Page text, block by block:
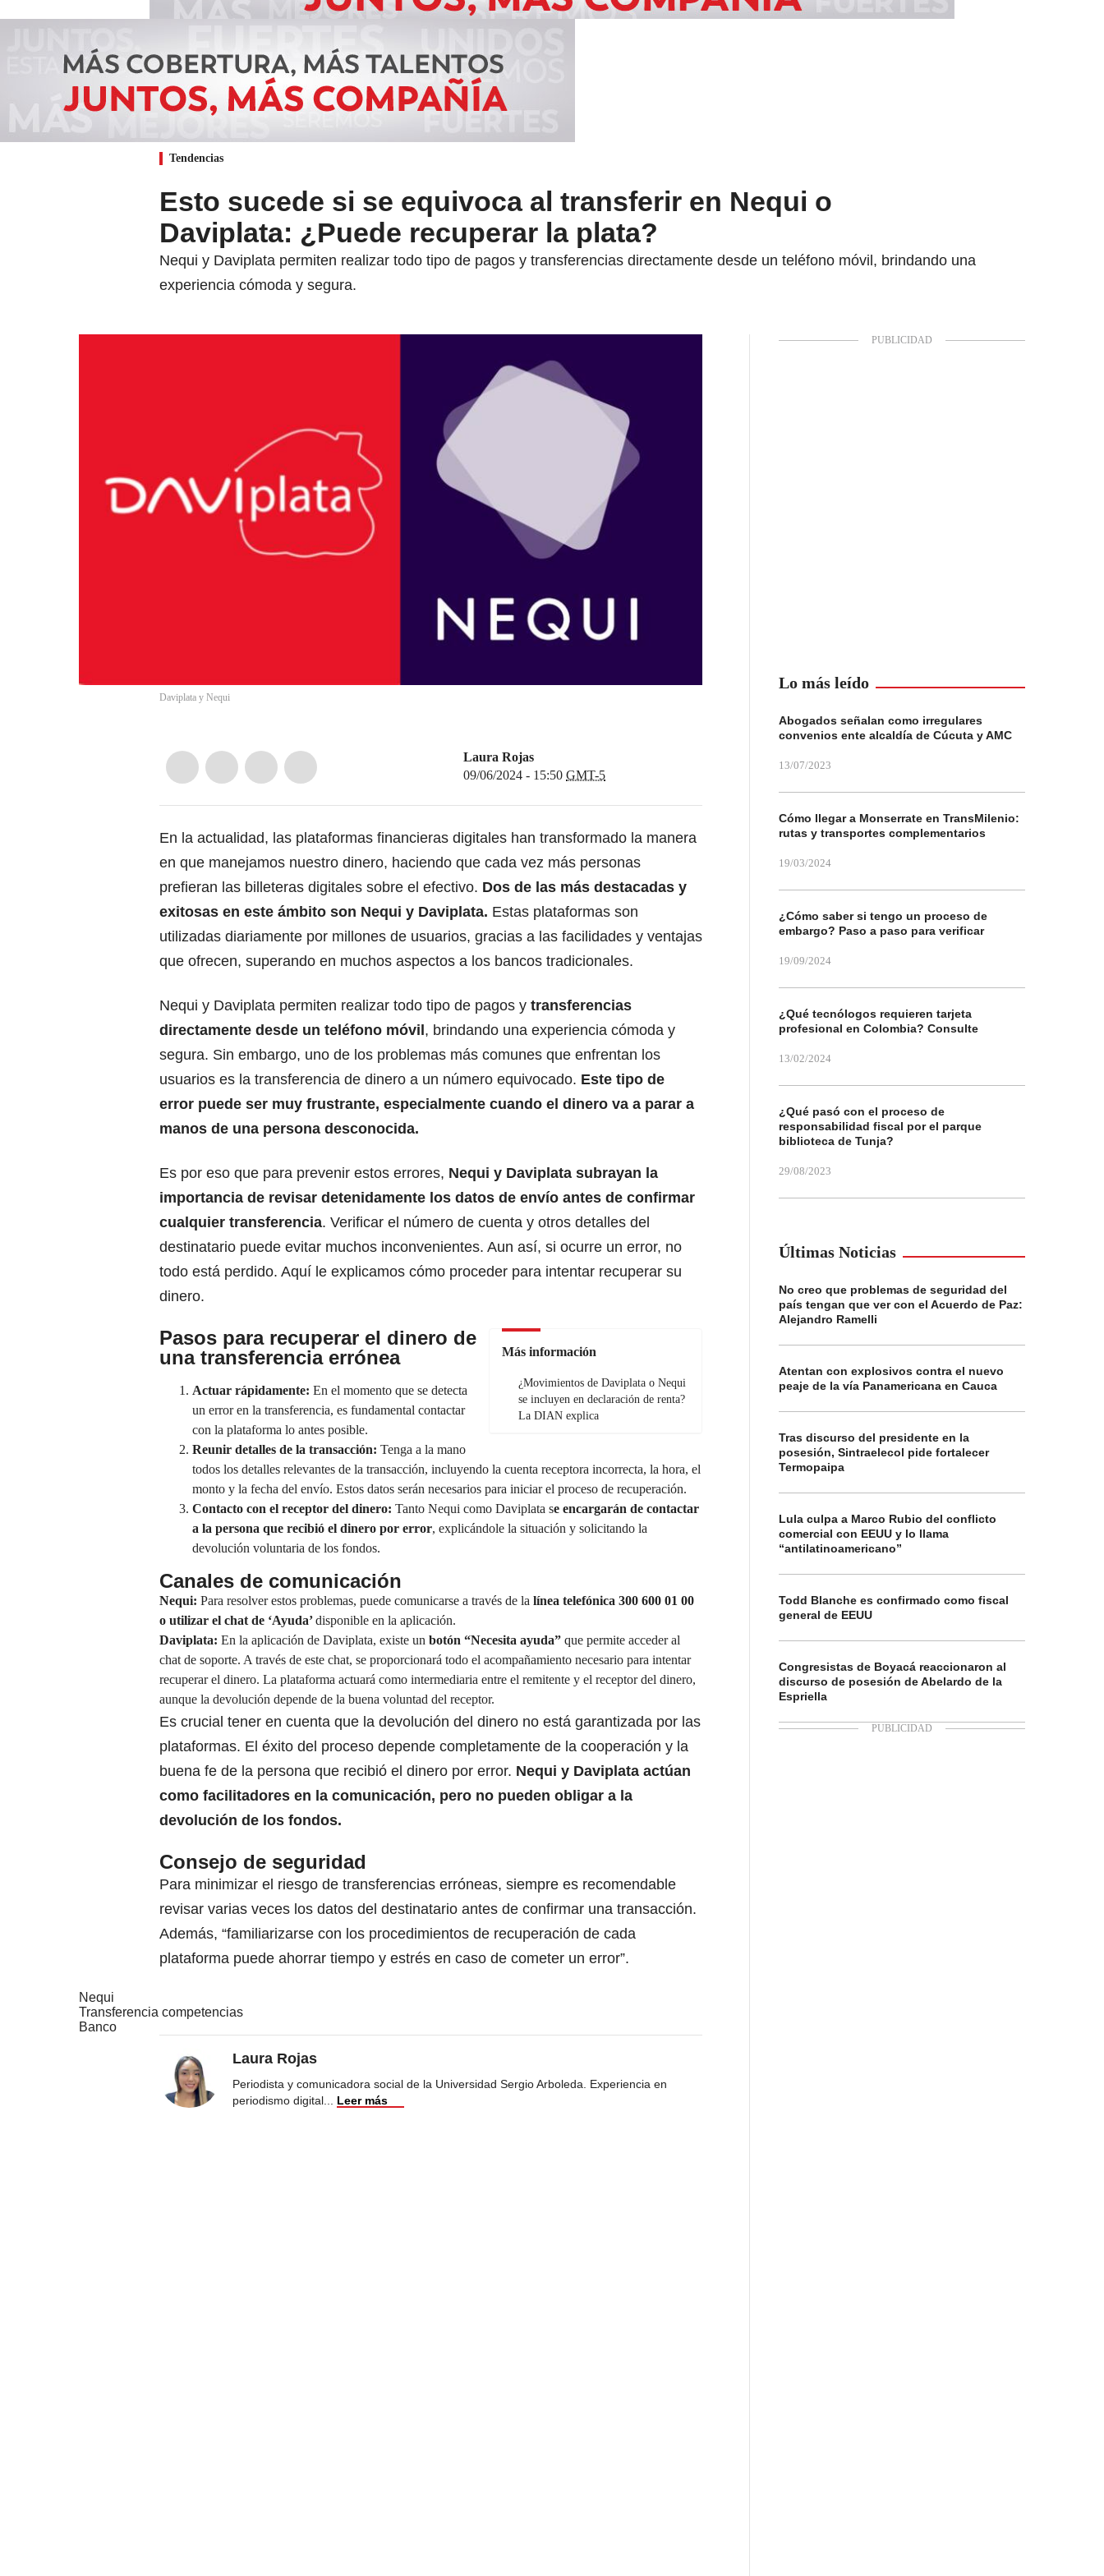
Tendencias
⁠Esto sucede si se equivoca al transferir en Nequi o
Daviplata: ¿Puede recuperar la plata?
Nequi y Daviplata permiten realizar todo tipo de pagos y transferencias directamente desde un teléfono móvil, brindando una
experiencia cómoda y segura.
Daviplata y Nequi
Laura Rojas
09/06/2024 - 15:50 GMT-5
En la actualidad, las plataformas financieras digitales han transformado la manera
en que manejamos nuestro dinero, haciendo que cada vez más personas
prefieran las billeteras digitales sobre el efectivo. Dos de las más destacadas y
exitosas en este ámbito son Nequi y Daviplata. Estas plataformas son
utilizadas diariamente por millones de usuarios, gracias a las facilidades y ventajas
que ofrecen, superando en muchos aspectos a los bancos tradicionales.
Nequi y Daviplata permiten realizar todo tipo de pagos y transferencias
directamente desde un teléfono móvil, brindando una experiencia cómoda y
segura. Sin embargo, uno de los problemas más comunes que enfrentan los
usuarios es la transferencia de dinero a un número equivocado. Este tipo de
error puede ser muy frustrante, especialmente cuando el dinero va a parar a
manos de una persona desconocida.
Es por eso que para prevenir estos errores, Nequi y Daviplata subrayan la
importancia de revisar detenidamente los datos de envío antes de confirmar
cualquier transferencia. Verificar el número de cuenta y otros detalles del
destinatario puede evitar muchos inconvenientes. Aun así, si ocurre un error, no
todo está perdido. Aquí le explicamos cómo proceder para intentar recuperar su
dinero.
Más información
¿Movimientos de Daviplata o Nequi
se incluyen en declaración de renta?
La DIAN explica
Pasos para recuperar el dinero de
una transferencia errónea
Actuar rápidamente: En el momento que se detecta
un error en la transferencia, es fundamental contactar
con la plataforma lo antes posible.
Reunir detalles de la transacción: Tenga a la mano
todos los detalles relevantes de la transacción, incluyendo la cuenta receptora incorrecta, la hora, el
monto y la fecha del envío. Estos datos serán necesarios para iniciar el proceso de recuperación.
Contacto con el receptor del dinero: Tanto Nequi como Daviplata se encargarán de contactar
a la persona que recibió el dinero por error, explicándole la situación y solicitando la
devolución voluntaria de los fondos.
Canales de comunicación
Nequi: Para resolver estos problemas, puede comunicarse a través de la línea telefónica 300 600 01 00
o utilizar el chat de ‘Ayuda’ disponible en la aplicación.
Daviplata: En la aplicación de Daviplata, existe un botón “Necesita ayuda” que permite acceder al
chat de soporte. A través de este chat, se proporcionará todo el acompañamiento necesario para intentar
recuperar el dinero. La plataforma actuará como intermediaria entre el remitente y el receptor del dinero,
aunque la devolución depende de la buena voluntad del receptor.
Es crucial tener en cuenta que la devolución del dinero no está garantizada por las
plataformas. El éxito del proceso depende completamente de la cooperación y la
buena fe de la persona que recibió el dinero por error. Nequi y Daviplata actúan
como facilitadores en la comunicación, pero no pueden obligar a la
devolución de los fondos.
Consejo de seguridad
Para minimizar el riesgo de transferencias erróneas, siempre es recomendable
revisar varias veces los datos del destinatario antes de confirmar una transacción.
Además, “familiarizarse con los procedimientos de recuperación de cada
plataforma puede ahorrar tiempo y estrés en caso de cometer un error”.
Nequi
Transferencia competencias
Banco
Laura Rojas
Periodista y comunicadora social de la Universidad Sergio Arboleda. Experiencia en
periodismo digital
Leer más
Lo más leído
Abogados señalan como irregulares
convenios ente alcaldía de Cúcuta y AMC
13/07/2023
Cómo llegar a Monserrate en TransMilenio:
rutas y transportes complementarios
19/03/2024
¿Cómo saber si tengo un proceso de
embargo? Paso a paso para verificar
19/09/2024
¿Qué tecnólogos requieren tarjeta
profesional en Colombia? Consulte
13/02/2024
¿Qué pasó con el proceso de
responsabilidad fiscal por el parque
biblioteca de Tunja?
29/08/2023
Últimas Noticias
No creo que problemas de seguridad del
país tengan que ver con el Acuerdo de Paz:
Alejandro Ramelli
Atentan con explosivos contra el nuevo
peaje de la vía Panamericana en Cauca
Tras discurso del presidente en la
posesión, Sintraelecol pide fortalecer
Termopaipa
Lula culpa a Marco Rubio del conflicto
comercial con EEUU y lo llama
“antilatinoamericano”
Todd Blanche es confirmado como fiscal
general de EEUU
Congresistas de Boyacá reaccionaron al
discurso de posesión de Abelardo de la
Espriella